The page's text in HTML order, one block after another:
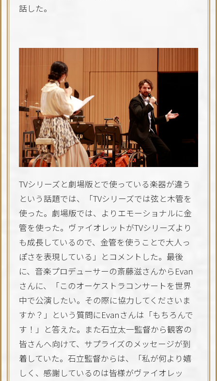
話した。
TVシリーズと劇場版とで使っている楽器が違う
という話題では、「TVシリーズでは弦と木管を
使った。劇場版では、よりエモーショナルに金
管を使った。ヴァイオレットがTVシリーズより
も成長しているので、金管を使うことで大人っ
ぽさを表現している」とコメントした。最後
に、音楽プロデューサーの斎藤滋さんからEvan
さんに、「このオーケストラコンサートを世界
中で公演したい。その際に協力してくださいま
すか？」という質問にEvanさんは「もちろんで
す！」と答えた。また石立太一監督から観客の
皆さんへ向けて、サプライズのメッセージが到
着していた。石立監督からは、「私が何より嬉
しく、感謝しているのは皆様がヴァイオレッ